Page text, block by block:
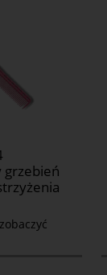
grzebień